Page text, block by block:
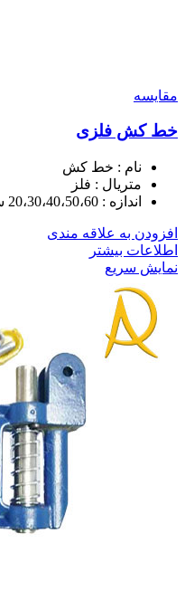
مقايسه
خط کش فلزی
نام : خط کش
متریال : فلز
اندازه : 20،30،40،50،60 سانتی متر
افزودن به علاقه مندی
اطلاعات بیشتر
نمایش سریع